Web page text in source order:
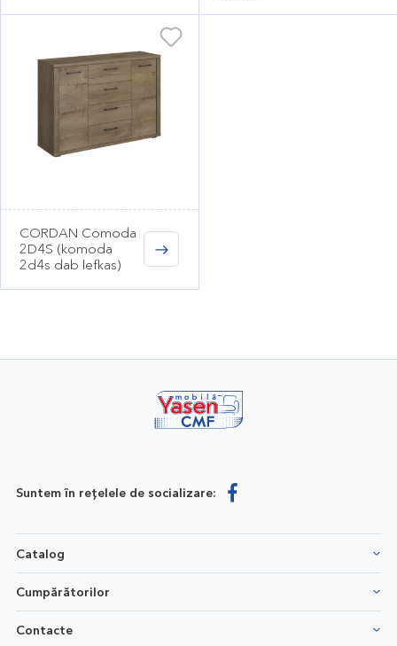
CORDAN Comoda
2D4S (komoda
2d4s dab lefkas)
Suntem în rețelele de socializare:
Catalog
Cumpărătorilor
Contacte